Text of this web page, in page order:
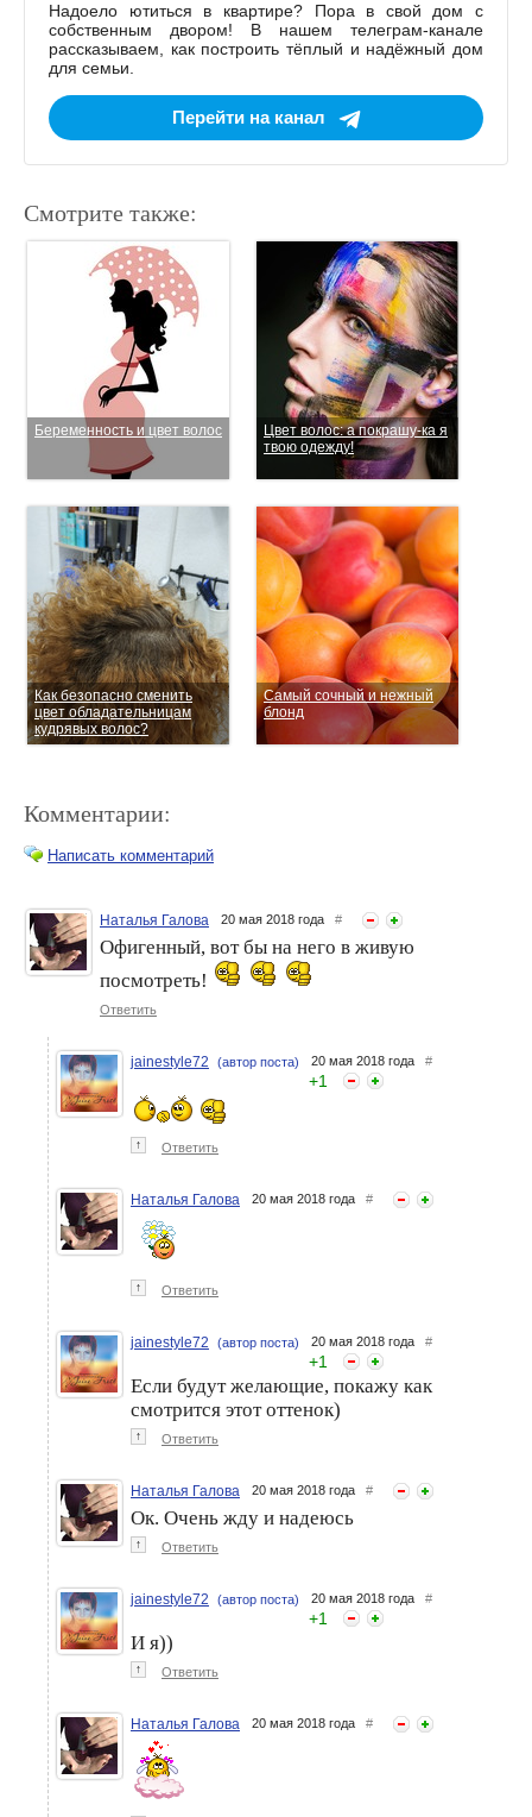
Надоело ютиться в квартире? Пора в свой дом с
собственным двором! В нашем телеграм-канале
рассказываем, как построить тёплый и надёжный дом
для семьи.
Перейти на канал
Смотрите также:
Беременность и цвет волос
Цвет волос: а покрашу-ка я
твою одежду!
Как безопасно сменить
цвет обладательницам
кудрявых волос?
Самый сочный и нежный
блонд
Как отрастить
натуральный цвет волос?
Самый вкусный десерт
для... волос
Сочно, но не вычурно
Комментарии:
Написать комментарий
Наталья Галова 20 мая 2018 года #
Офигенный, вот бы на него в живую
посмотреть!
Ответить
jainestyle72 (автор поста) 20 мая 2018 года #
+1
↑ Ответить
Наталья Галова 20 мая 2018 года #
↑ Ответить
jainestyle72 (автор поста) 20 мая 2018 года #
+1
Если будут желающие, покажу как
смотрится этот оттенок)
↑ Ответить
Наталья Галова 20 мая 2018 года #
Ок. Очень жду и надеюсь
↑ Ответить
jainestyle72 (автор поста) 20 мая 2018 года #
+1
И я))
↑ Ответить
Наталья Галова 20 мая 2018 года #